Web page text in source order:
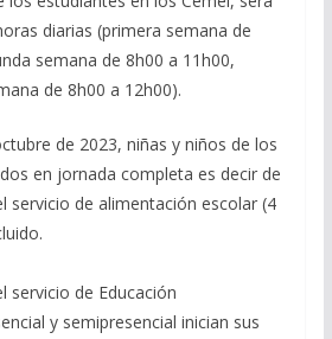
diarias (primera semana de
semana de 8h00 a 11h00,
de 8h00 a 12h00).
de 2023, niñas y niños de los
en jornada completa es decir de
servicio de alimentación escolar (4
servicio de Educación
y semipresencial inician sus